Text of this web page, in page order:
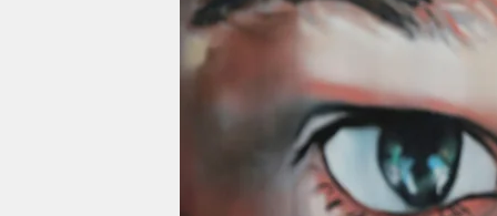
wahrheit
verlag
veranstaltungen